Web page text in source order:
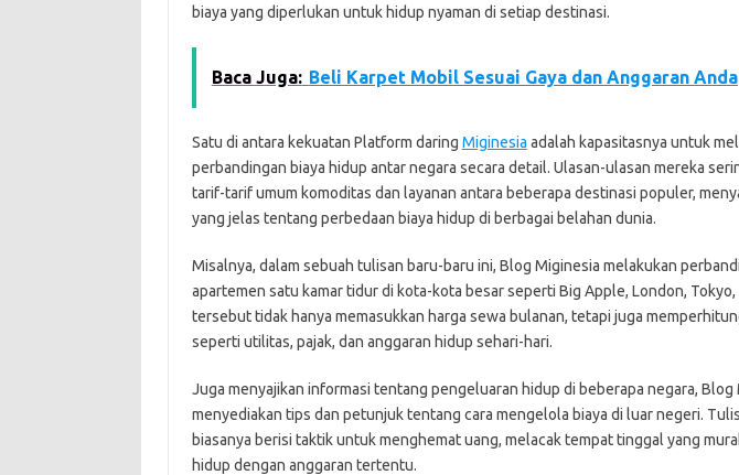
biaya yang diperlukan untuk hidup nyaman di setiap destinasi.
Baca Juga: Beli Karpet Mobil Sesuai Gaya dan Anggaran Anda
Satu di antara kekuatan Platform daring Miginesia adalah kapasitasnya untuk
perbandingan biaya hidup antar negara secara detail. Ulasan-ulasan mereka
tarif-tarif umum komoditas dan layanan antara beberapa destinasi populer,
yang jelas tentang perbedaan biaya hidup di berbagai belahan dunia.
Misalnya, dalam sebuah tulisan baru-baru ini, Blog Miginesia melakukan
apartemen satu kamar tidur di kota-kota besar seperti Big Apple, London, Tokyo,
tersebut tidak hanya memasukkan harga sewa bulanan, tetapi juga
seperti utilitas, pajak, dan anggaran hidup sehari-hari.
Juga menyajikan informasi tentang pengeluaran hidup di beberapa negara, Blog
menyediakan tips dan petunjuk tentang cara mengelola biaya di luar negeri.
biasanya berisi taktik untuk menghemat uang, melacak tempat tinggal yang
hidup dengan anggaran tertentu.